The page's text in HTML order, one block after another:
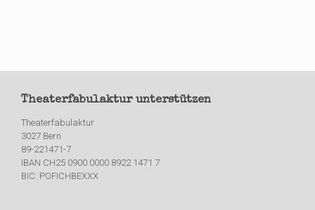
Theaterfabulaktur unterstützen
Theaterfabulaktur
3027 Bern
89-221471-7
IBAN CH25 0900 0000 8922 1471 7
BIC: POFICHBEXXX